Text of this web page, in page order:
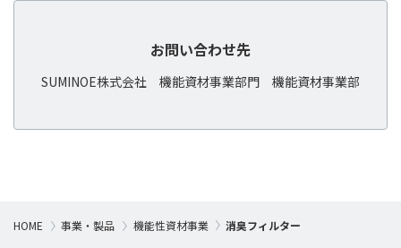
お問い合わせ先
SUMINOE株式会社 機能資材事業部門 機能資材事業部
HOME 事業・製品 機能性資材事業 消臭フィルター